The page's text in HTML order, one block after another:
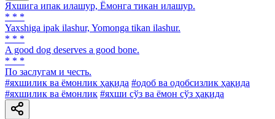
Яхшига ипак илашур, Ёмонга тикан илашур.
* * *
Yaxshiga ipak ilashur, Yomonga tikan ilashur.
* * *
A good dog deserves a good bone.
* * *
По заслугам и честь.
#яхшилик ва ёмонлик ҳақида #одоб ва одобсизлик ҳақида
#яхшилик ва ёмонлик #яхши сўз ва ёмон сўз ҳақида